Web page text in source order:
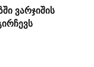
ვარჯიშის